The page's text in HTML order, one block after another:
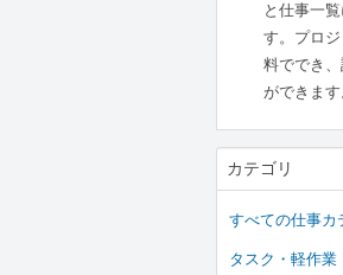
と仕事一
す。プロ
料ででき
ができます
カテゴリ
すべての仕事カ
タスク・軽作業